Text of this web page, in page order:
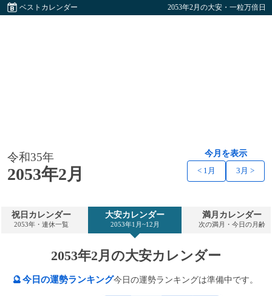
ベストカレンダー 2053年2月の大安・一粒万倍日
令和35年
2053年2月
今月を表示
< 1月 3月 >
祝日カレンダー
2053年・連休一覧
大安カレンダー
2053年1月~12月
満月カレンダー
次の満月・今日の月齢
2053年2月の大安カレンダー
🔮今日の運勢ランキング今日の運勢ランキングは準備中です。